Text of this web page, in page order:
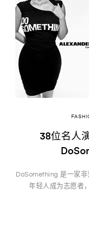
38位名人
DoSomething 是一家
年轻人成为志愿者